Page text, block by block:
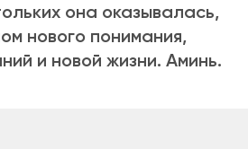
она оказывалась,
нового понимания,
и новой жизни. Аминь.